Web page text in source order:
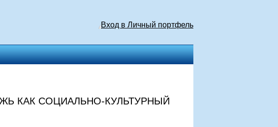
Вход в Личный портфель
КАК СОЦИАЛЬНО-КУЛЬТУРНЫЙ